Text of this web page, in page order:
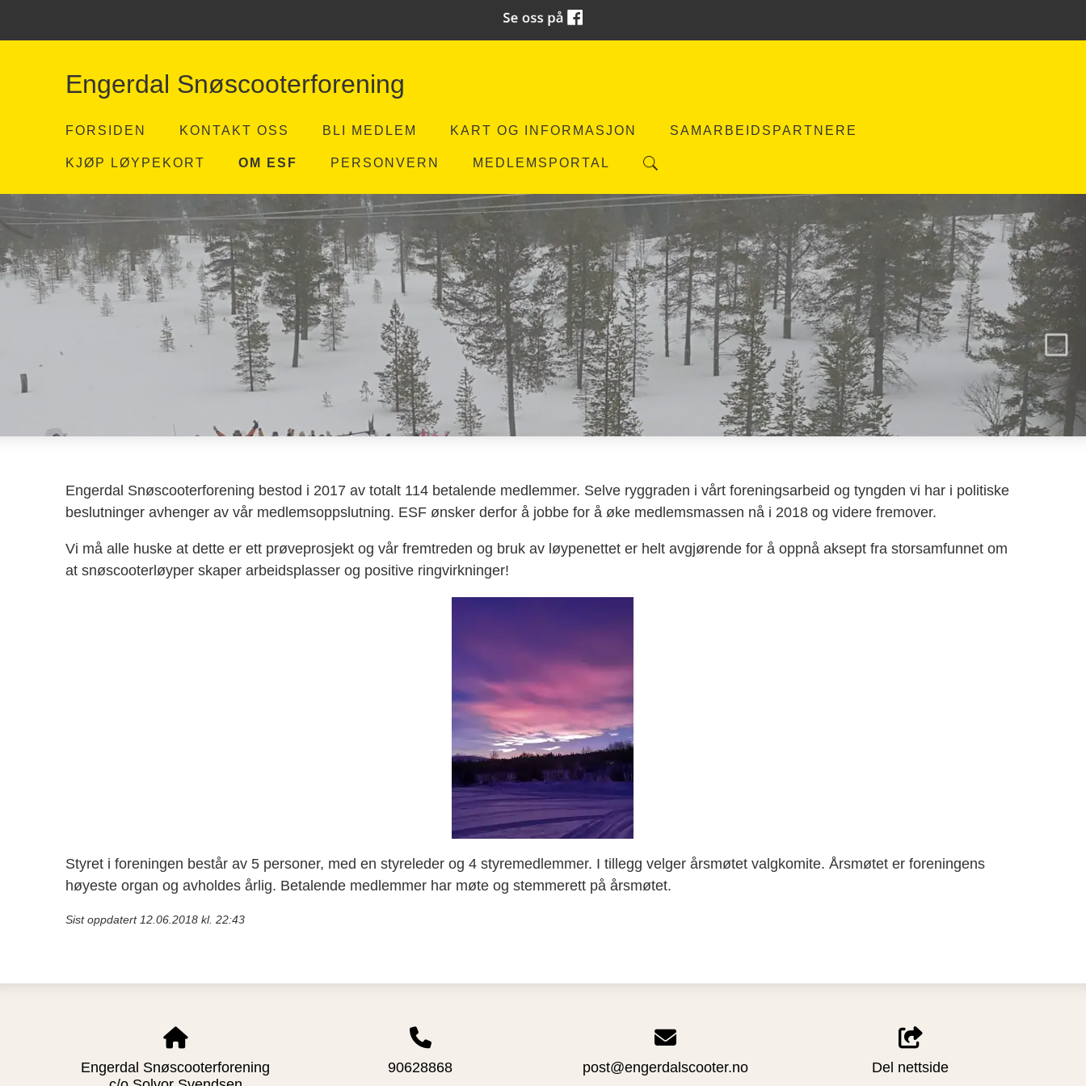
Engerdal Snøscooterforening
FORSIDEN KONTAKT OSS BLI MEDLEM KART OG INFORMASJON SAMARBEIDSPARTNERE
KJØP LØYPEKORT OM ESF PERSONVERN MEDLEMSPORTAL
Engerdal Snøscooterforening bestod i 2017 av totalt 114 betalende medlemmer. Selve ryggraden i vårt foreningsarbeid og tyngden vi har i politiske
beslutninger avhenger av vår medlemsoppslutning. ESF ønsker derfor å jobbe for å øke medlemsmassen nå i 2018 og videre fremover.
Vi må alle huske at dette er ett prøveprosjekt og vår fremtreden og bruk av løypenettet er helt avgjørende for å oppnå aksept fra storsamfunnet om
at snøscooterløyper skaper arbeidsplasser og positive ringvirkninger!
Styret i foreningen består av 5 personer, med en styreleder og 4 styremedlemmer. I tillegg velger årsmøtet valgkomite. Årsmøtet er foreningens
høyeste organ og avholdes årlig. Betalende medlemmer har møte og stemmerett på årsmøtet.
Sist oppdatert 12.06.2018 kl. 22:43
Engerdal Snøscooterforening
90628868 post@engerdalscooter.no Del nettside